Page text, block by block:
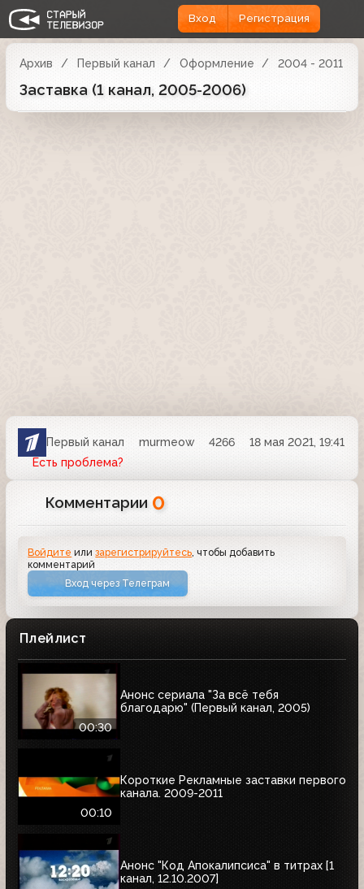
Вход Регистрация
Архив Первый канал Оформление 2004 - 2011
Заставка (1 канал, 2005-2006)
Первый канал murmeow 4266
18 мая 2021, 19:41
Есть проблема?
Комментарии 0
Войдите илизарегистрируйтесь , чтобы добавить
комментарий
Вход через Телеграм
Плейлист
00:30
Анонс сериала "За всё тебя
благодарю" (Первый канал, 2005)
00:10
Короткие Рекламные заставки первого
канала. 2009-2011
Анонс "Код Апокалипсиса" в титрах [1
канал, 12.10.2007]